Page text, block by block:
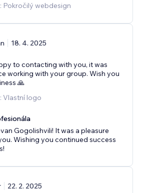
Pokročilý webdesign
18. 4. 2025
to contacting with you, it was
working with your group. Wish you
🙏
Vlastní logo
Gogolishvili! It was a pleasure
Wishing you continued success
22. 2. 2025